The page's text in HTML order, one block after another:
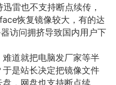
美图
官方
雷也不支持断点续传，
恢复镜像较大，有的达
访问拥挤导致国内用户下
道就把电脑发厂家等半
是站长决定把镜像文件
盘，网盘也支持断点续